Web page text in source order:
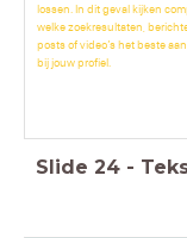
lossen. In dit geval kijken
welke zoekresultaten,
posts of video’s het beste
bij jouw profiel.
Slide 24 -